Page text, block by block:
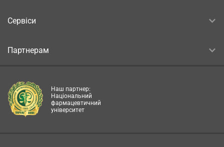
Сервіси
Партнерам
Наш партнер:
Національний
фармацевтичний
університет